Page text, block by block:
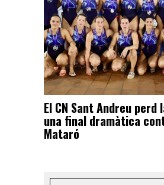
El CN Sant Andreu perd
una final dramàtica
Mataró